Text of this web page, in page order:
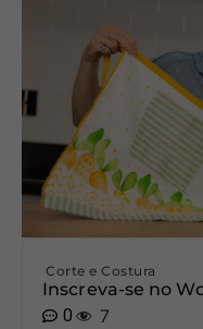
Corte e Costura
Inscreva-se no
0
7